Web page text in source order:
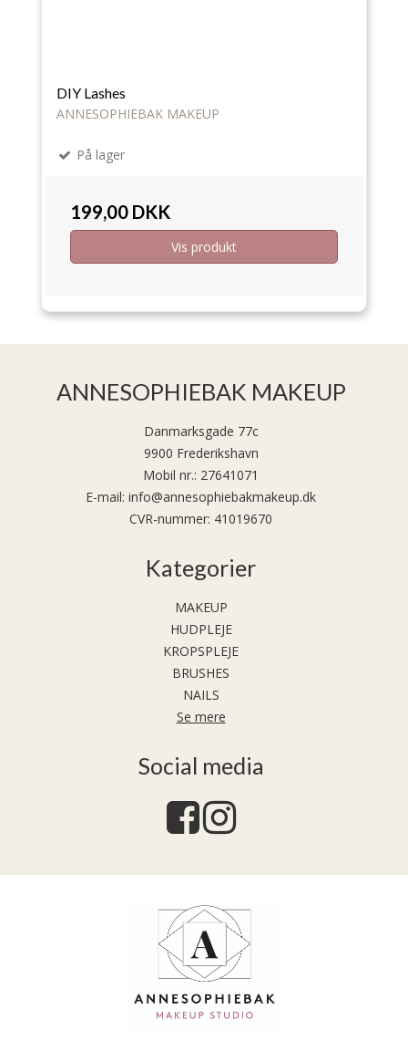
DIY Lashes
ANNESOPHIEBAK MAKEUP
På lager
199,00 DKK
Vis produkt
ANNESOPHIEBAK MAKEUP
Danmarksgade 77c
9900 Frederikshavn
Mobil nr.: 27641071
E-mail: info@annesophiebakmakeup.dk
CVR-nummer: 41019670
Kategorier
MAKEUP
HUDPLEJE
KROPSPLEJE
BRUSHES
NAILS
Se mere
Social media